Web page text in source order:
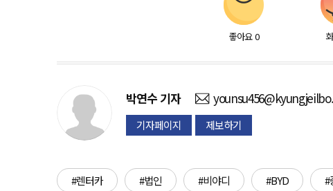
좋아요 0
박연수 기자
기자페이지 제보하기
#렌터카 #법인 #비야디 #BYD #